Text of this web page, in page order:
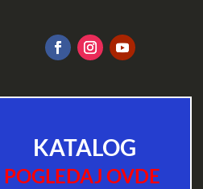
KATALOG
POGLEDAJ OVDE